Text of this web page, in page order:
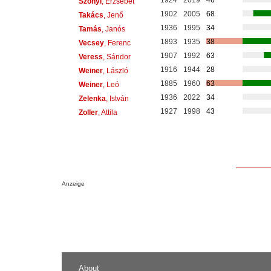
Takács, Jenő 1902 2005
68
Tamás, Janós 1936 1995
34
Vecsey, Ferenc 1893 1935
38
Veress, Sándor 1907 1992
63
Weiner, László 1916 1944
28
Weiner, Leó 1885 1960
63
Zelenka, István 1936 2022
34
Zoller, Attila 1927 1998 43
Anzeige
About